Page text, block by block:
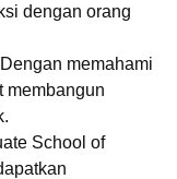
dengan orang
memahami
membangun
School of